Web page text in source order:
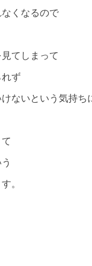
くなるので
てしまって
ず
ないという気持ち
。